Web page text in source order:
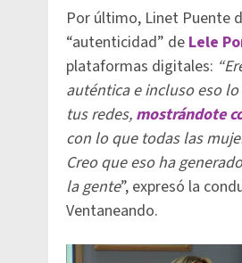
Por último, Linet Puente
“autenticidad” de Lele
plataformas digitales:
auténtica e incluso eso
tus redes, mostrándote
con lo que todas las
Creo que eso ha
la gente”, expresó la
Ventaneando.